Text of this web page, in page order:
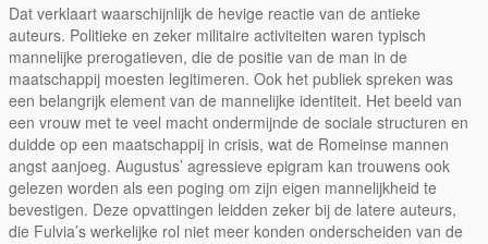
Dat verklaart waarschijnlijk de hevige reactie van de antieke
auteurs. Politieke en zeker militaire activiteiten waren typisch
mannelijke prerogatieven, die de positie van de man in de
maatschappij moesten legitimeren. Ook het publiek spreken was
een belangrijk element van de mannelijke identiteit. Het beeld van
een vrouw met te veel macht ondermijnde de sociale structuren en
duidde op een maatschappij in crisis, wat de Romeinse mannen
angst aanjoeg. Augustus’ agressieve epigram kan trouwens ook
gelezen worden als een poging om zijn eigen mannelijkheid te
bevestigen. Deze opvattingen leidden zeker bij de latere auteurs,
die Fulvia’s werkelijke rol niet meer konden onderscheiden van de